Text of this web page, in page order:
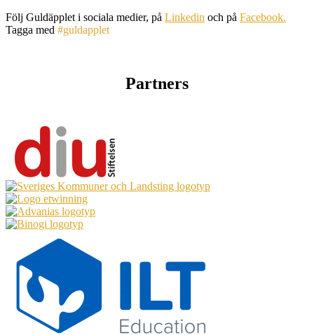
Följ Guldäpplet i sociala medier, på Linkedin och på Facebook.
Tagga med #guldapplet
Partners